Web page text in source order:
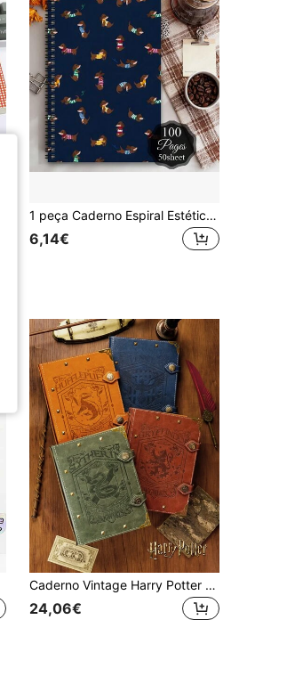
1 peça Caderno Espiral Estético Dachshund Diário de Viagem, Blocos de Notas de Aprendizagem para Cães, Planeador Engraçado para Amantes de Dachshund para Escola e Escritório, Organizador Pessoal Fofo de Dachshund, Presentes para Amigos e Família, Presentes de Festa de Aniversário, Material Escolar
6,14€
Caderno Vintage Harry Potter Four Colleges, Diário com Leão, Cobra e Texugo em Relevo, Diário de Capa Dura com Fivela de Rebite Metálico, Presente Ideal de Aniversário e Natal para Fãs de Harry Potter
24,06€